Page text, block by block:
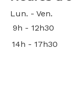
Lun. - Ven.
9h - 12h30
14h - 17h30